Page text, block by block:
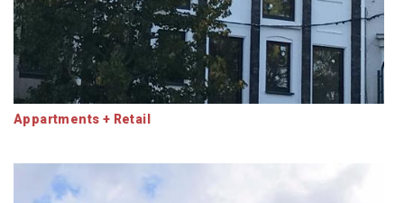
Appartments + Retail